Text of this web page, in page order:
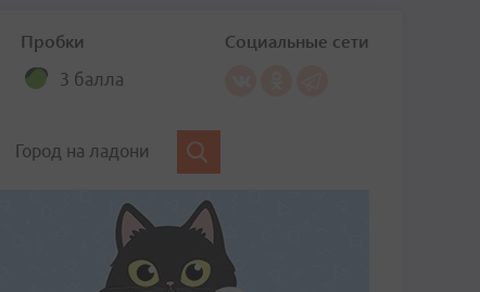
Пробки
3 балла
Социальные сети
Город на ладони